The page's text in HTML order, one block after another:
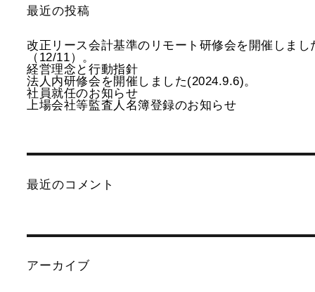
最近の投稿
改正リース会計基準のリモート研修会を開催しまし
（12/11）。
経営理念と行動指針
法人内研修会を開催しました(2024.9.6)。
社員就任のお知らせ
上場会社等監査人名簿登録のお知らせ
最近のコメント
アーカイブ